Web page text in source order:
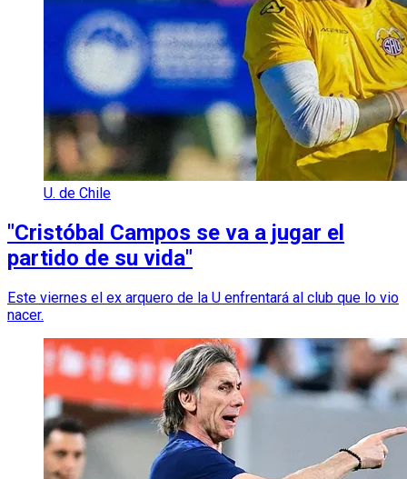
U. de Chile
"Cristóbal Campos se va a jugar el
partido de su vida"
Este viernes el ex arquero de la U enfrentará al club que lo vio
nacer.